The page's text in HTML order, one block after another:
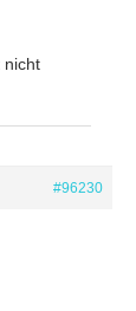
nicht
#96230